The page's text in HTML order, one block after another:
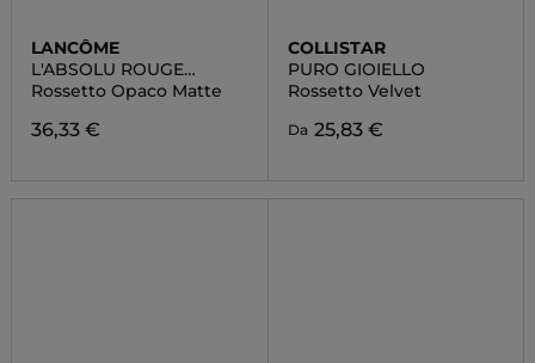
LANCÔME
L'ABSOLU ROUGE
DRAMA MATTE
Rossetto Opaco Matte
36,33 €
COLLISTAR
PURO GIOIELLO
Rossetto Velvet
Da 25,83 €